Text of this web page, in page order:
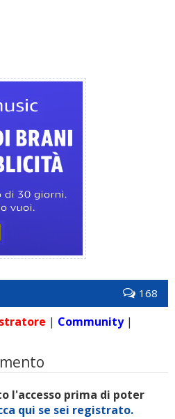
168
| Community|
l'accesso prima di poter
qui se sei registrato.